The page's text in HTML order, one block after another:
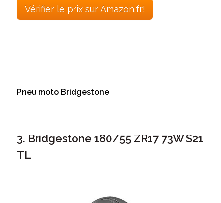
Vérifier le prix sur Amazon.fr!
Pneu moto Bridgestone
3. Bridgestone 180/55 ZR17 73W S21
TL